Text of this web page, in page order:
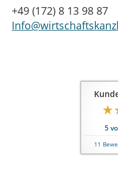
+49 (172) 8 13 98 87
5
11